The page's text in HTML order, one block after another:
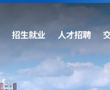
招生就业 人才招聘